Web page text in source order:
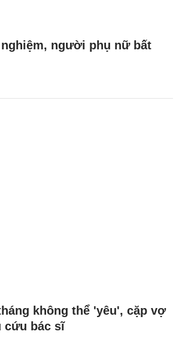
người phụ nữ bất
không thể 'yêu', cặp vợ
cứu bác sĩ